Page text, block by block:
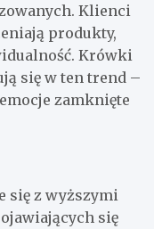
Klienci
produkty,
Krówki
się w ten trend –
zamknięte
się z wyższymi
się